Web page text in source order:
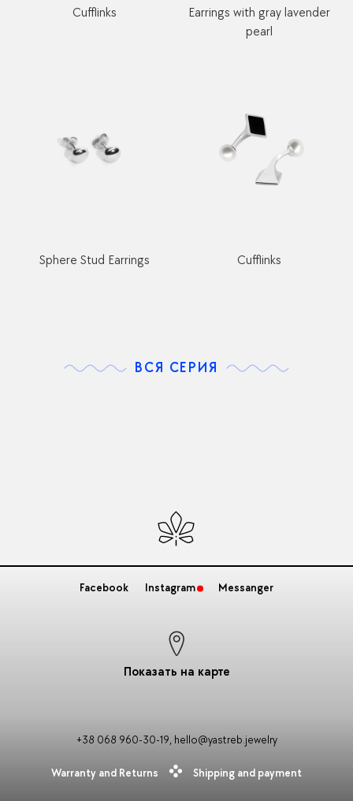
Cufflinks
Earrings with gray lavender
pearl
Sphere Stud Earrings Cufflinks
ВСЯ СЕРИЯ
Facebook Instagram Messanger
Показать на карте
+38 068 960-30-19, hello@yastreb.jewelry
Warranty and Returns Shipping and payment